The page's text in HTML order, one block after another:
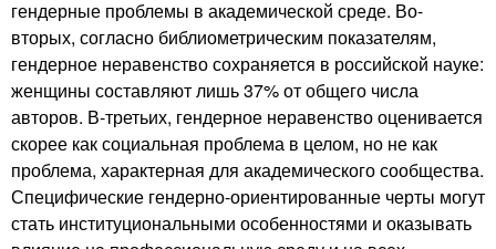
гендерные проблемы в академической среде. Во-
вторых, согласно библиометрическим показателям,
гендерное неравенство сохраняется в российской науке:
женщины составляют лишь 37% от общего числа
авторов. В-третьих, гендерное неравенство оценивается
скорее как социальная проблема в целом, но не как
проблема, характерная для академического сообщества.
Специфические гендерно-ориентированные черты могут
стать институциональными особенностями и оказывать